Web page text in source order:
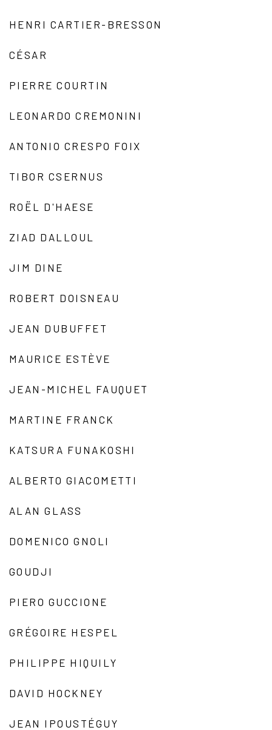
HENRI CARTIER-BRESSON
CÉSAR
PIERRE COURTIN
LEONARDO CREMONINI
ANTONIO CRESPO FOIX
TIBOR CSERNUS
ROËL D'HAESE
ZIAD DALLOUL
JIM DINE
ROBERT DOISNEAU
JEAN DUBUFFET
MAURICE ESTÈVE
JEAN-MICHEL FAUQUET
MARTINE FRANCK
KATSURA FUNAKOSHI
ALBERTO GIACOMETTI
ALAN GLASS
DOMENICO GNOLI
GOUDJI
PIERO GUCCIONE
GRÉGOIRE HESPEL
PHILIPPE HIQUILY
DAVID HOCKNEY
JEAN IPOUSTÉGUY